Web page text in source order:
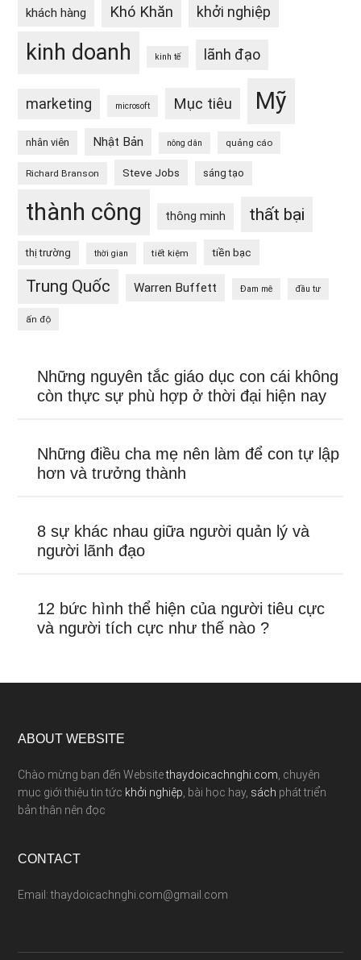
khách hàng Khó Khăn khởi nghiệp
kinh doanh kinh tế lãnh đạo
marketing microsoft Mục tiêu Mỹ
nhân viên Nhật Bản nông dân quảng cáo
Richard Branson Steve Jobs sáng tạo
thành công thông minh thất bại
thị trường thời gian tiết kiệm tiền bạc
Trung Quốc Warren Buffett Đam mê đầu tư
ấn độ
Những nguyên tắc giáo dục con cái không
còn thực sự phù hợp ở thời đại hiện nay
Những điều cha mẹ nên làm để con tự lập
hơn và trưởng thành
8 sự khác nhau giữa người quản lý và
người lãnh đạo
12 bức hình thể hiện của người tiêu cực
và người tích cực như thế nào ?
ABOUT WEBSITE
Chào mừng bạn đến Websitethaydoicachnghi.com , chuyên
mục giới thiệu tin tức khởi nghiệp , bài học hay, sách phát triển
bản thân nên đọc
CONTACT
Email: thaydoicachnghi.com@gmail.com